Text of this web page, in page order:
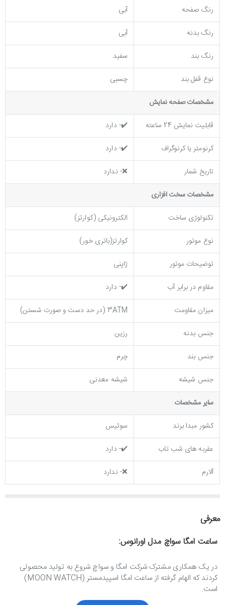
رنگ صفحه
آبی
رنگ بدنه
آبی
رنگ بند
سفید
نوع قفل بند
چسبی
مشخصات صفحه نمايش
قابلیت نمایش 24 ساعته
✔️- دارد
کرنومتر یا کرنوگراف
✔️- دارد
تاریخ شمار
❌- ندارد
مشخصات سخت افزاری
تکنولوژی ساخت
الکترونیکی (کوارتز)
نوع موتور
کوارتز(باتری خور)
توضیحات موتور
ژاپنی
مقاوم در برابر آب
✔️- دارد
میزان مقاومت
3ATM (در حد دست و صورت شستن)
جنس بدنه
رزین
جنس بند
چرم
جنس شیشه
شیشه معدنی
ساير مشخصات
کشور مبدا برند
سوئیس
عقربه های شب تاب
✔️- دارد
آلارم
❌- ندارد
معرفی
ساعت امگا سواچ مدل اورانوس:
در یک همکاری مشترک شرکت امگا و سواچ شروع به تولید محصولی
کردند که الهام گرفته از ساعت امگا اسپیدمستر (MOON WATCH)
است.